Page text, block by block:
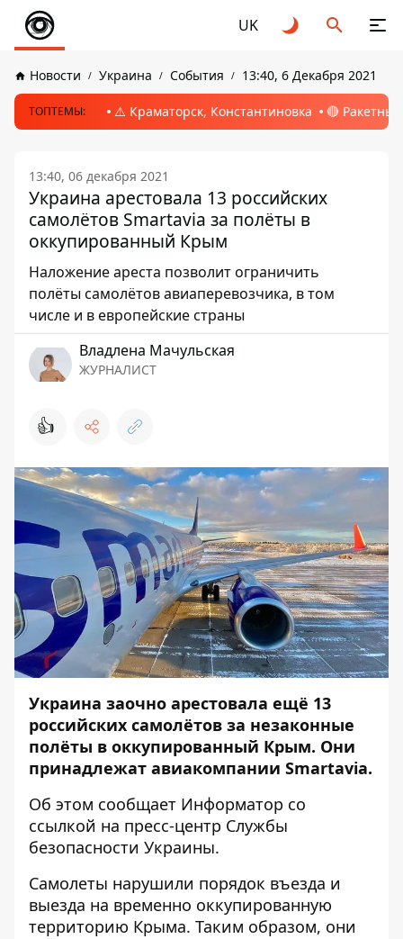
UK
Новости Украина События 13:40, 6 Декабря 2021
ТОПТЕМЫ: ⚠️ Краматорск, Константиновка 🔴
13:40, 06 декабря 2021
Украина арестовала 13 российских
самолётов Smartavia за полёты в
оккупированный Крым
Наложение ареста позволит ограничить
полёты самолётов авиаперевозчика, в том
числе и в европейские страны
Владлена Мачульская
ЖУРНАЛИСТ
👍
Украина заочно арестовала ещё 13
российских самолётов за незаконные
полёты в оккупированный Крым. Они
принадлежат авиакомпании Smartavia.
Об этом сообщает Информатор со
ссылкой на пресс-центр Службы
безопасности Украины.
Самолеты нарушили порядок въезда и
выезда на временно оккупированную
территорию Крыма. Таким образом, они